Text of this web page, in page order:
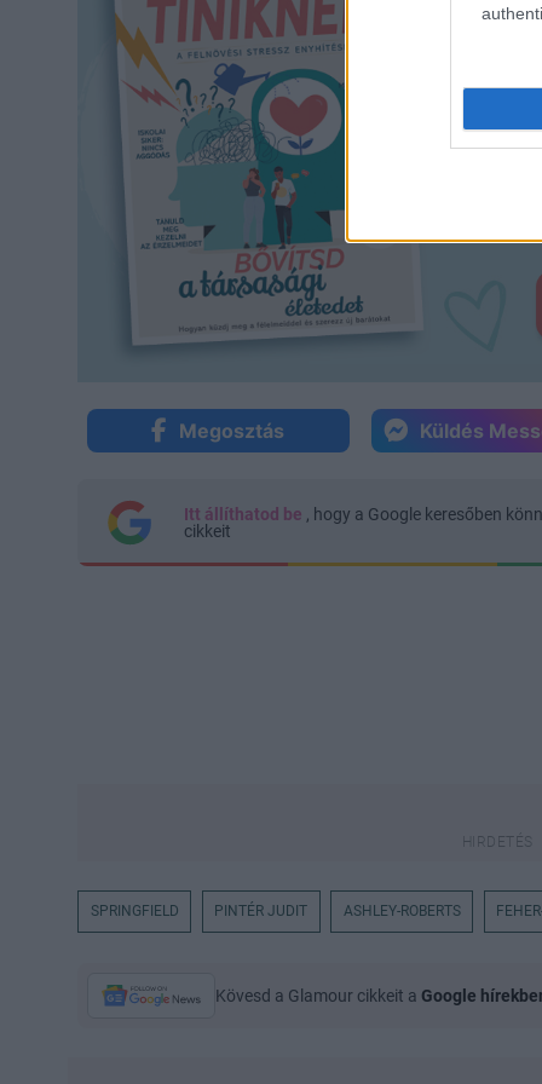
Megosztás Küldés
Itt állíthatod be , hogy a Google keresőben
cikkeit
SPRINGFIELD PINTÉR JUDIT ASHLEY-ROBERTS
Kövesd a Glamour cikkeit a Google